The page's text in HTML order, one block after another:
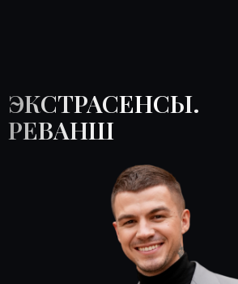
ЭКСТРАСЕНСЫ.
РЕВАНШ